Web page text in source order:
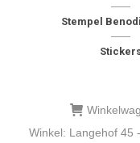
Stempel
Winkel: Langehof 45